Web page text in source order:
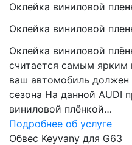
Оклейка виниловой
Оклейка виниловой
Оклейка виниловой
считается самым ярким
ваш автомобиль должен
сезона На данной AUDI
виниловой плёнкой…
Подробнее об услуге
Обвес Keyvany для G63